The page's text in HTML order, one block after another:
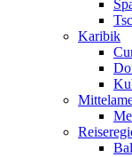
Karibik